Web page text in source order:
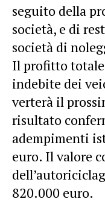
seguito della
società, e di
società di
Il profitto
indebite dei
verterà il
risultato
adempimenti
euro. Il valore
820.000 euro.